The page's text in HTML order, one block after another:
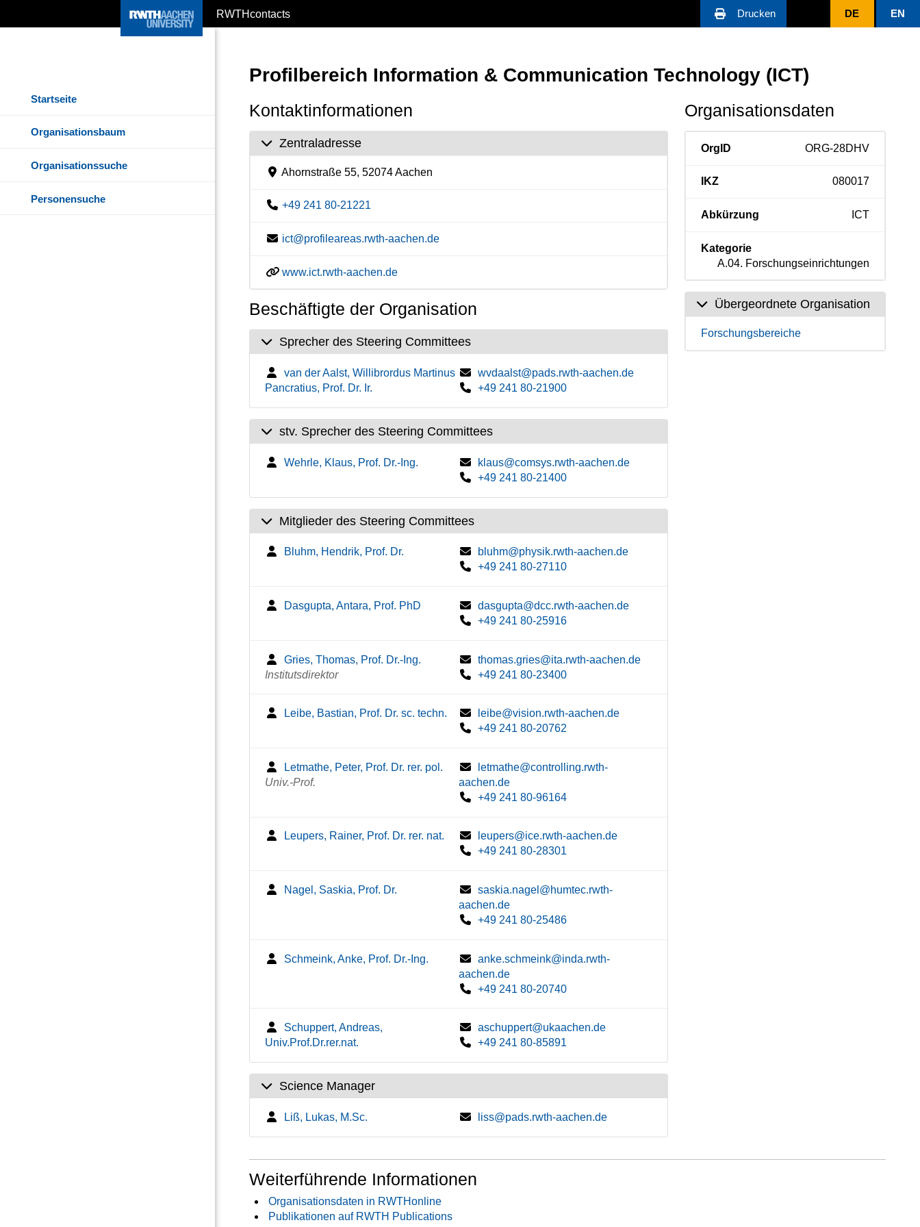
RWTHcontacts Drucken DE EN
Startseite
Organisationsbaum
Organisationssuche
Personensuche
Profilbereich Information & Communication Technology (ICT)
Kontaktinformationen
Zentraladresse
Ahornstraße 55, 52074 Aachen
+49 241 80-21221
ict@profileareas.rwth-aachen.de
www.ict.rwth-aachen.de
Beschäftigte der Organisation
Sprecher des Steering Committees
van der Aalst, Willibrordus Martinus
Pancratius, Prof. Dr. Ir.
wvdaalst@pads.rwth-aachen.de
+49 241 80-21900
stv. Sprecher des Steering Committees
Wehrle, Klaus, Prof. Dr.-Ing.
klaus@comsys.rwth-aachen.de
+49 241 80-21400
Mitglieder des Steering Committees
Bluhm, Hendrik, Prof. Dr.
bluhm@physik.rwth-aachen.de
+49 241 80-27110
Dasgupta, Antara, Prof. PhD
dasgupta@dcc.rwth-aachen.de
+49 241 80-25916
Gries, Thomas, Prof. Dr.-Ing.
Institutsdirektor
thomas.gries@ita.rwth-aachen.de
+49 241 80-23400
Leibe, Bastian, Prof. Dr. sc. techn.
leibe@vision.rwth-aachen.de
+49 241 80-20762
Letmathe, Peter, Prof. Dr. rer. pol.
Univ.-Prof.
letmathe@controlling.rwth-
aachen.de
+49 241 80-96164
Leupers, Rainer, Prof. Dr. rer. nat.
leupers@ice.rwth-aachen.de
+49 241 80-28301
Nagel, Saskia, Prof. Dr.
saskia.nagel@humtec.rwth-
aachen.de
+49 241 80-25486
Schmeink, Anke, Prof. Dr.-Ing.
anke.schmeink@inda.rwth-
aachen.de
+49 241 80-20740
Schuppert, Andreas,
Univ.Prof.Dr.rer.nat.
aschuppert@ukaachen.de
+49 241 80-85891
Science Manager
Liß, Lukas, M.Sc. liss@pads.rwth-aachen.de
Organisationsdaten
OrgID ORG-28DHV
IKZ 080017
Abkürzung ICT
Kategorie
A.04. Forschungseinrichtungen
Übergeordnete Organisation
Forschungsbereiche
Weiterführende Informationen
Organisationsdaten in RWTHonline
Publikationen auf RWTH Publications